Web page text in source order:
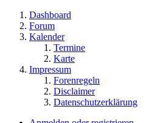
Dashboard
Forum
Kalender
Termine
Karte
Impressum
Forenregeln
Disclaimer
Datenschutzerklärung